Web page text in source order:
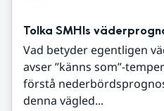
Tolka SMHIs
Vad betyder egentligen
avser ”känns som”-
förstå
denna vägled...